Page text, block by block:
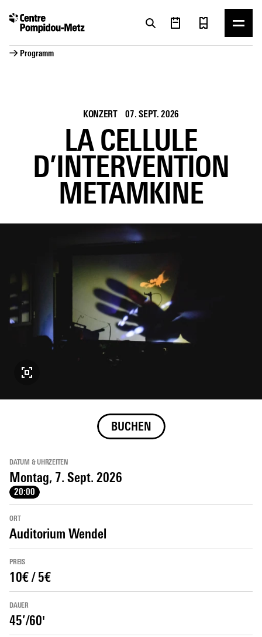
→ Programm
KONZERT 07. SEPT. 2026
LA CELLULE
D’INTERVENTION
METAMKINE
BUCHEN
DATUM & UHRZEITEN
Montag, 7. Sept. 2026
20:00
ORT
Auditorium Wendel
PREIS
10€ / 5€
DAUER
45’/60'